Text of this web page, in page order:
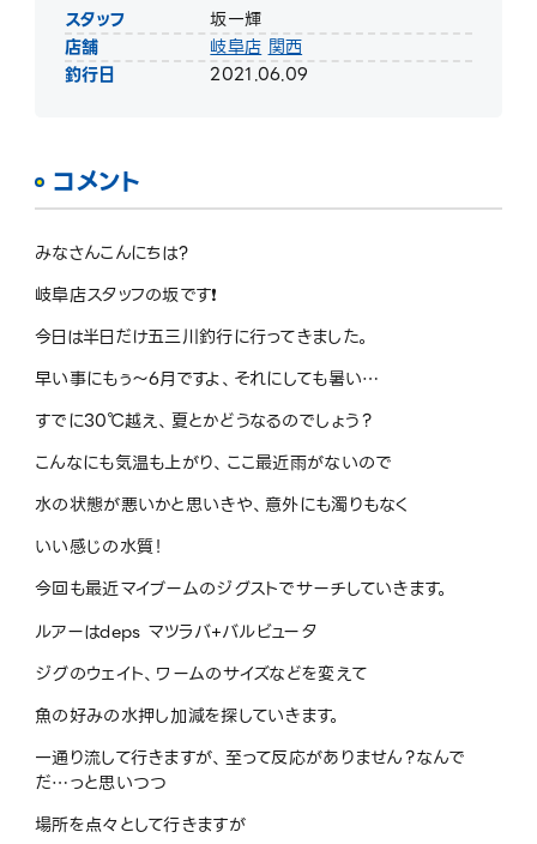
スタッフ
坂一輝
店舗
岐阜店 関西
釣行日
2021.06.09
コメント
みなさんこんにちは?
岐阜店スタッフの坂です❗️
今日は半日だけ五三川釣行に行ってきました。
早い事にもぅ〜6月ですよ、それにしても暑い…
すでに30℃越え、夏とかどうなるのでしょう？
こんなにも気温も上がり、ここ最近雨がないので
水の状態が悪いかと思いきや、意外にも濁りもなく
いい感じの水質！
今回も最近マイブームのジグストでサーチしていきます。
ルアーはdeps マツラバ+バルビュータ
ジグのウェイト、ワームのサイズなどを変えて
魚の好みの水押し加減を探していきます。
一通り流して行きますが、至って反応がありません？なんで
だ…っと思いつつ
場所を点々として行きますが